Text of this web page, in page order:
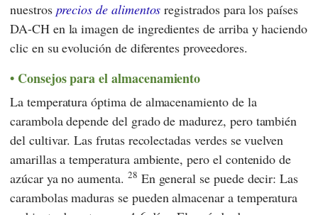
nuestros precios de alimentos registrados para los países
DA-CH en la imagen de ingredientes de arriba y haciendo
clic en su evolución de diferentes proveedores.
Consejos para el almacenamiento
La temperatura óptima de almacenamiento de la
carambola depende del grado de madurez, pero también
del cultivar. Las frutas recolectadas verdes se vuelven
amarillas a temperatura ambiente, pero el contenido de
azúcar ya no aumenta. 28 En general se puede decir: Las
carambolas maduras se pueden almacenar a temperatura